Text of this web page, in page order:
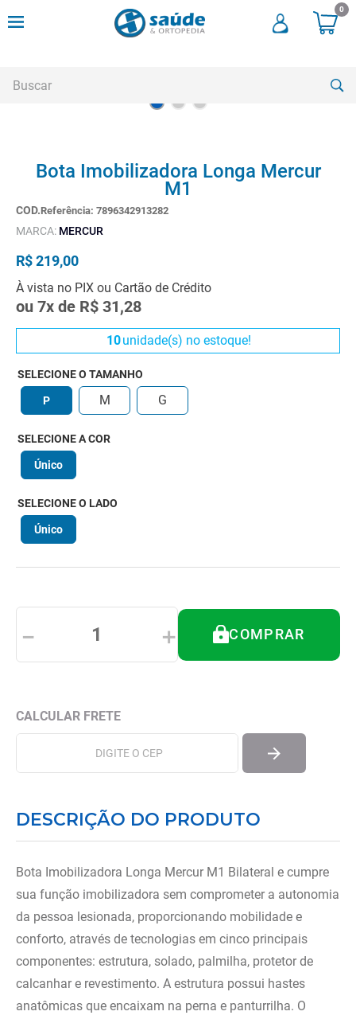
0
Bota Imobilizadora Longa Mercur
M1
Referência: 7896342913282
MARCA: MERCUR
R$219,00
À vista no PIX ou Cartão de Crédito
ou 7x de R$ 31,28
10unidade(s) no estoque!
SELECIONE O TAMANHO
P M G
SELECIONE A COR
Único
SELECIONE O LADO
Único
＋
－ COMPRAR
DESCRIÇÃO DO PRODUTO
Bota Imobilizadora Longa Mercur M1 Bilateral e cumpre
sua função imobilizadora sem comprometer a autonomia
da pessoa lesionada, proporcionando mobilidade e
conforto, através de tecnologias em cinco principais
componentes: estrutura, solado, palmilha, protetor de
calcanhar e revestimento. A estrutura possui hastes
anatômicas que encaixam na perna e panturrilha. O
andadores
3º
cadeira rodas
4º
bota imobilizadora
5º
andador
6º
imobilizador joelho
cadeira rodas agile
8º
tipoia
cadeira higienica